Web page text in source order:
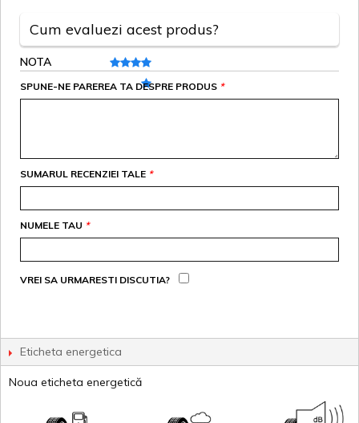
Cum evaluezi acest produs?
NOTA
*
SPUNE-NE PAREREA TA DESPRE PRODUS
*
SUMARUL RECENZIEI TALE
*
NUMELE TAU
VREI SA URMARESTI DISCUTIA?
Eticheta energetica
Noua eticheta energetică